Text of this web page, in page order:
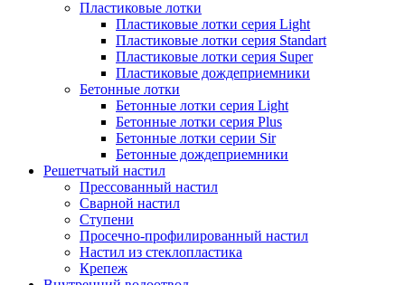
Пластиковые лотки
Пластиковые лотки серия Light
Пластиковые лотки серия Standart
Пластиковые лотки серия Super
Пластиковые дождеприемники
Бетонные лотки
Бетонные лотки серия Light
Бетонные лотки серия Plus
Бетонные лотки серии Sir
Бетонные дождеприемники
Решетчатый настил
Прессованный настил
Сварной настил
Ступени
Просечно-профилированный настил
Настил из стеклопластика
Крепеж